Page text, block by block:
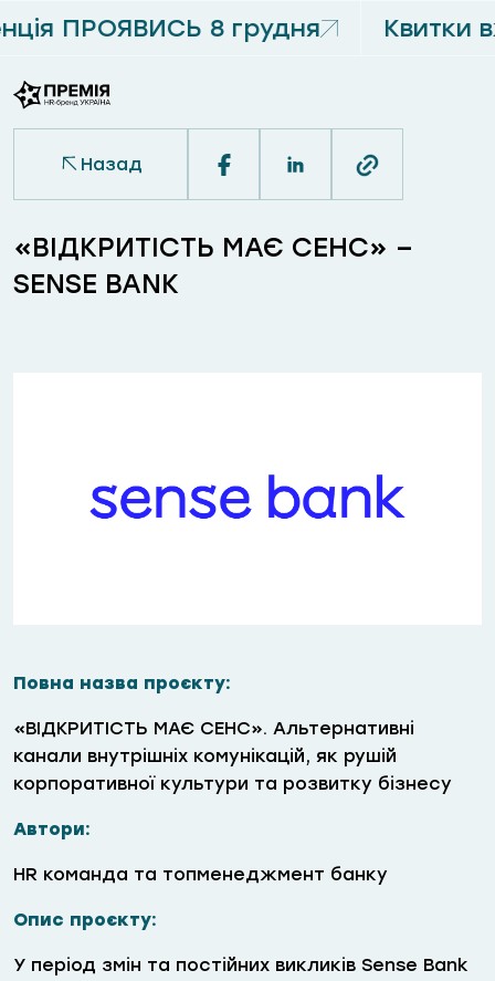
ПРОЯВИСЬ 8 грудня Квитки
Назад
«ВІДКРИТІСТЬ МАЄ СЕНС» –
SENSE BANK
Повна назва проєкту:
«ВІДКРИТІСТЬ МАЄ СЕНС». Альтернативні
канали внутрішніх комунікацій, як рушій
корпоративної культури та розвитку бізнесу
Автори:
HR команда та топменеджмент банку
Опис проєкту:
У період змін та постійних викликів Sense Bank